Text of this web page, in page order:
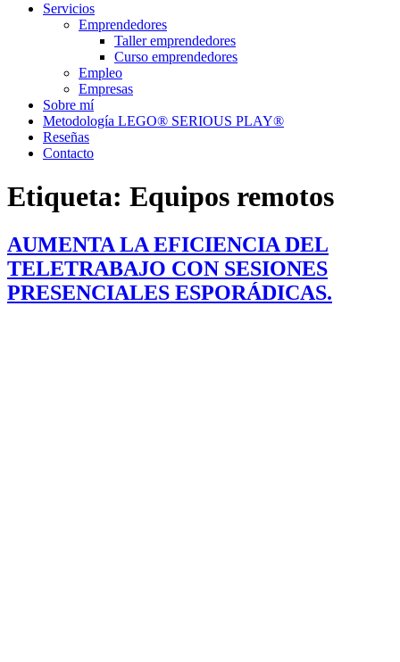
Servicios
Emprendedores
Taller emprendedores
Curso emprendedores
Empleo
Empresas
Sobre mí
Metodología LEGO® SERIOUS PLAY®
Reseñas
Contacto
Etiqueta: Equipos remotos
AUMENTA LA EFICIENCIA DEL
TELETRABAJO CON SESIONES
PRESENCIALES ESPORÁDICAS.